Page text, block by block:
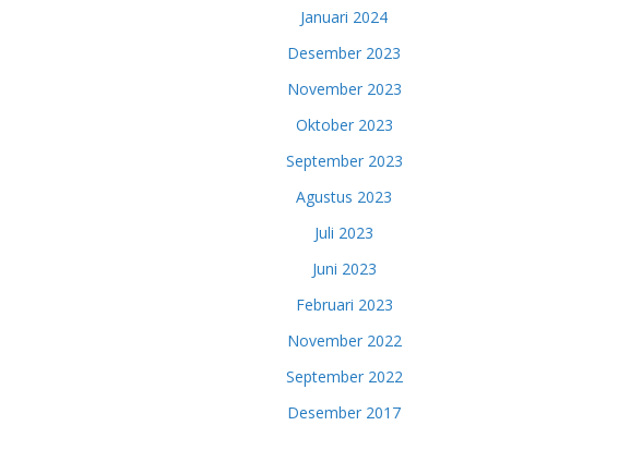
Januari 2024
Desember 2023
November 2023
Oktober 2023
September 2023
Agustus 2023
Juli 2023
Juni 2023
Februari 2023
November 2022
September 2022
Desember 2017